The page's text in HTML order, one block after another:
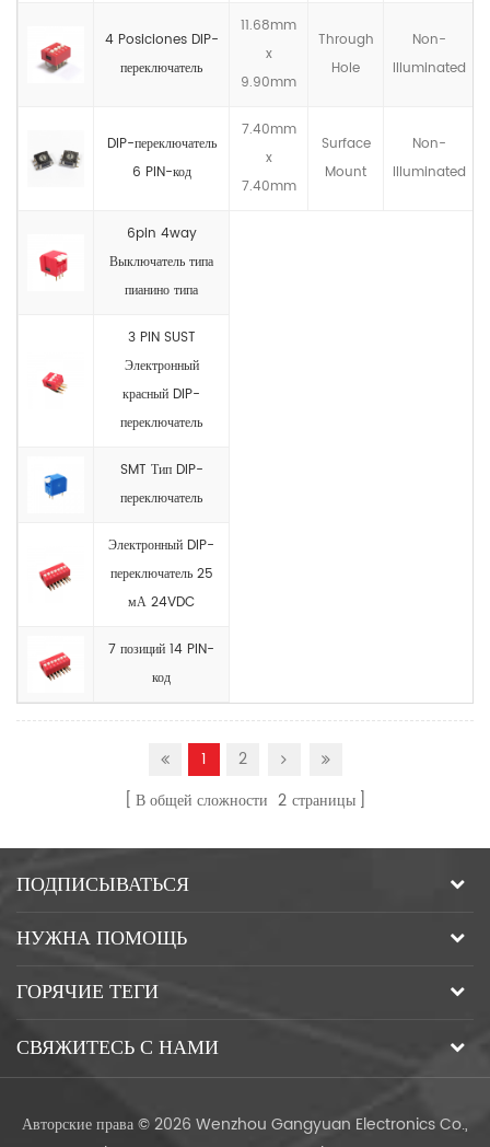
4 Posiciones DIP-
переключатель
11.68mm
x
9.90mm
Through
Hole
Non-
llluminated
DIP-переключатель
6 PIN-код
7.40mm
x
7.40mm
Surface
Mount
Non-
llluminated
6pin 4way
Выключатель типа
пианино типа
3 PIN SUST
Электронный
красный DIP-
переключатель
SMT Тип DIP-
переключатель
Электронный DIP-
переключатель 25
мА 24VDC
7 позиций 14 PIN-
код
1
2
В общей сложности 2 страницы
ПОДПИСЫВАТЬСЯ
НУЖНА ПОМОЩЬ
ГОРЯЧИЕ ТЕГИ
СВЯЖИТЕСЬ С НАМИ
Авторские права © 2026 Wenzhou Gangyuan Electronics Co.,